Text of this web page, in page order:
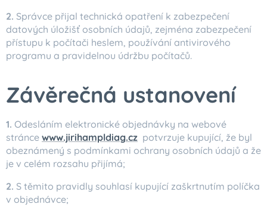
2. Správce přijal technická opatření k zabezpečení
datových úložišť osobních údajů, zejména zabezpečení
přístupu k počítači heslem, používání antivirového
programu a pravidelnou údržbu počítačů.
Závěrečná ustanovení
1. Odesláním elektronické objednávky na webové
stránce www.jirihampldiag.cz potvrzuje kupující, že byl
obeznámený s podmínkami ochrany osobních údajů a že
je v celém rozsahu přijímá;
2. S těmito pravidly souhlasí kupující zaškrtnutím políčka
v objednávce;